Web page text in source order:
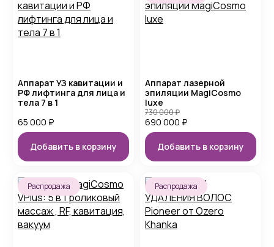
Аппарат УЗ кавитации и
РФ лифтинга для лица и
тела 7 в 1
65 000 ₽
Добавить в корзину
Аппарат лазерной
эпиляции MagiCosmo
luxe
690 000 ₽
730 000₽
Добавить в корзину
Распродажа Распродажа